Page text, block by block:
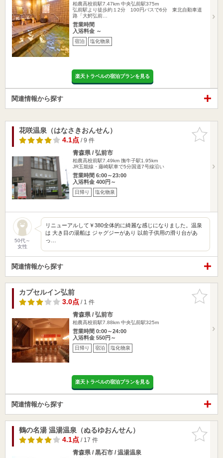
柏農高校前駅7.47km 中央弘前駅375m
弘前駅より徒歩約１2分 100円バスで6分 東北自動車道
路「大鰐弘前…
営業時間
入浴料金 ～
宿泊 塩化物泉
楽天トラベルの宿泊プランを見る
関連情報から探す
お気に入
りに追加
花咲温泉（はなさきおんせん）
4.1点/ 9 件
青森県 / 弘前市
柏農高校前駅7.49km 撫牛子駅1.95km
JR五能線・藤崎駅車で5分国道7号線沿い
営業時間 6:00～23:00
入浴料金 400円～
日帰り 塩化物泉
50代～
女性
リニューアルして￥380全体的に綺麗な感じになりました。温泉
は 大き目の湯船は ジャグジーがあり 以前子供用の滑り台があ
っ…
関連情報から探す
お気に入
りに追加
カプセルイン弘前
3.0点/ 1 件
青森県 / 弘前市
柏農高校前駅7.88km 中央弘前駅325m
営業時間 0:00～24:00
入浴料金 550円～
日帰り 宿泊 塩化物泉
楽天トラベルの宿泊プランを見る
関連情報から探す
お気に入
りに追加
鶴の名湯 温湯温泉（ぬるゆおんせん）
4.1点/ 17 件
青森県 / 黒石市 / 温湯温泉